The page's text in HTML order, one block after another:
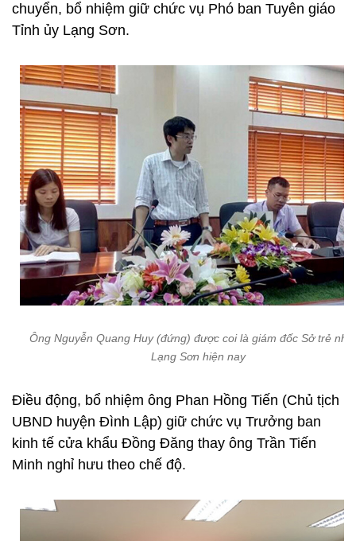
chuyển, bổ nhiệm giữ chức vụ Phó ban Tuyên giáo
Tỉnh ủy Lạng Sơn.
Ông Nguyễn Quang Huy (đứng) được coi là giám đốc Sở trẻ
Lạng Sơn hiện nay
Điều động, bổ nhiệm ông Phan Hồng Tiến (Chủ tịch
UBND huyện Đình Lập) giữ chức vụ Trưởng ban
kinh tế cửa khẩu Đồng Đăng thay ông Trần Tiến
Minh nghỉ hưu theo chế độ.